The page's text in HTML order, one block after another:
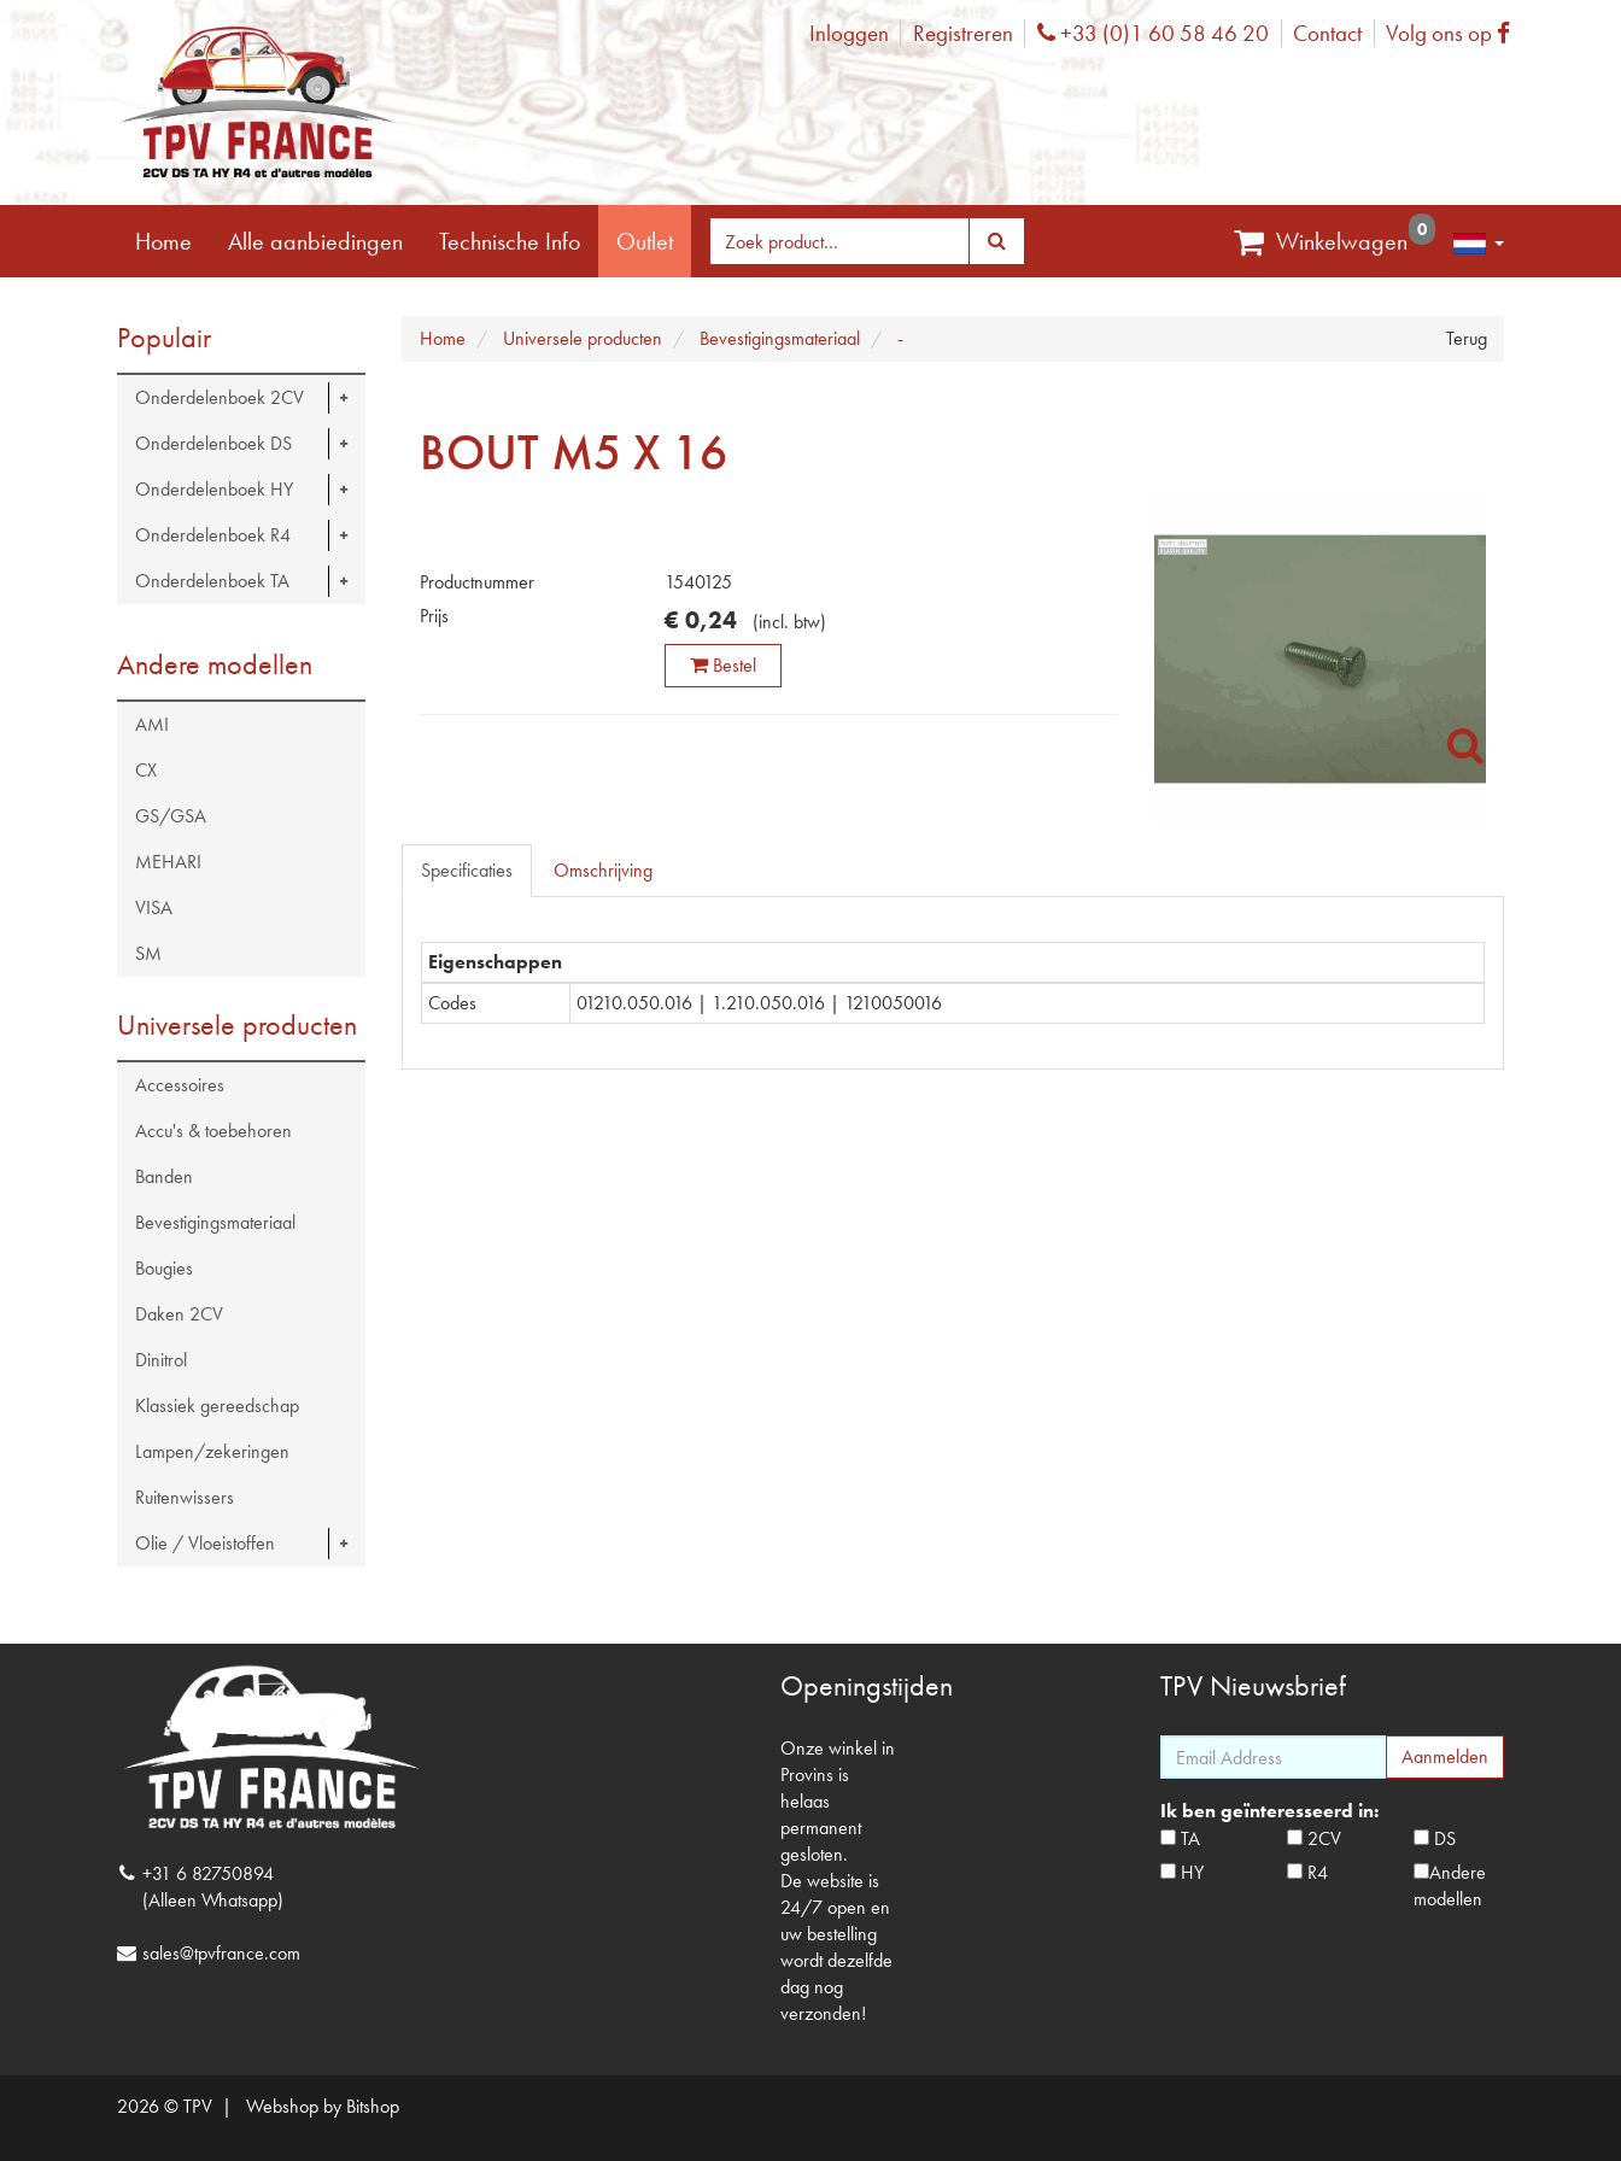
Inloggen Registreren Phone
+33 (0)1 60 58 46 20 Contact Volg ons op Facebook
Home Alle aanbiedingen Technische Info Outlet Winkelwagen 0
Populair
Onderdelenboek 2CV
Onderdelenboek DS
Onderdelenboek HY
Onderdelenboek R4
Onderdelenboek TA
Andere modellen
AMI
CX
GS/GSA
MEHARI
VISA
SM
Universele producten
Accessoires
Accu's & toebehoren
Banden
Bevestigingsmateriaal
Bougies
Daken 2CV
Dinitrol
Klassiek gereedschap
Lampen/zekeringen
Ruitenwissers
Olie / Vloeistoffen
Terug
Home Universele producten Bevestigingsmateriaal -
BOUT M5 X 16
Productnummer
1540125
Prijs
€ 0,24 (incl. btw)
Bestel
Specificaties Omschrijving
Eigenschappen
Codes
01210.050.016 | 1.210.050.016 | 1210050016
+31 6 82750894
(Alleen Whatsapp)
sales@tpvfrance.com
Openingstijden
Onze winkel in
Provins is
helaas
permanent
gesloten.
De website is
24/7 open en
uw bestelling
wordt dezelfde
dag nog
verzonden!
TPV Nieuwsbrief
Ik ben geïnteresseerd in:
TA
2CV
DS
HY
R4
Andere
modellen
2026 © TPV | Webshop by Bitshop